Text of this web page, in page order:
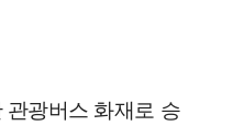
광버스 화재로 승